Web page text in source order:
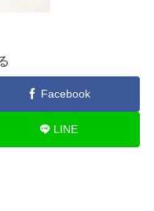
Facebook
LINE